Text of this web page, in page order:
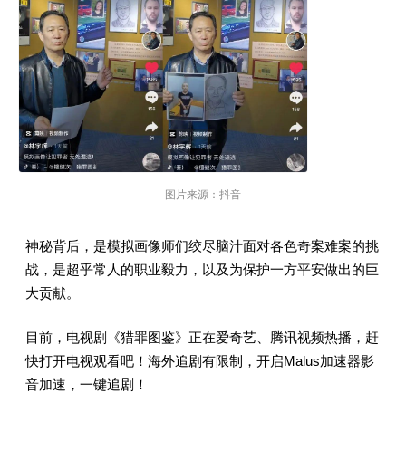
图片来源：抖音
神秘背后，是模拟画像师们绞尽脑汁面对各色奇案难案的挑
战，是超乎常人的职业毅力，以及为保护一方平安做出的巨
大贡献。
目前，电视剧《猎罪图鉴》正在爱奇艺、腾讯视频热播，赶
快打开电视观看吧！海外追剧有限制，开启Malus加速器影
音加速，一键追剧！